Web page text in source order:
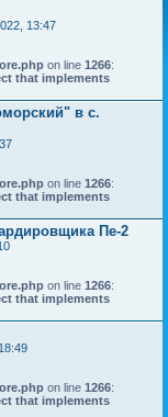
13:47
on line 1266:
that implements
в с.
on line 1266:
that implements
Пе-2
on line 1266:
that implements
on line 1266:
that implements